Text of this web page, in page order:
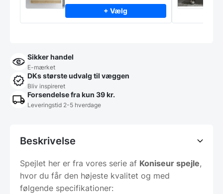
+ Vælg
Sikker handel
E-mærket
DKs største udvalg til væggen
Bliv inspireret
Forsendelse fra kun 39 kr.
Leveringstid 2-5 hverdage
Beskrivelse
Spejlet her er fra vores serie af Koniseur spejle,
hvor du får den højeste kvalitet og med
følgende specifikationer: